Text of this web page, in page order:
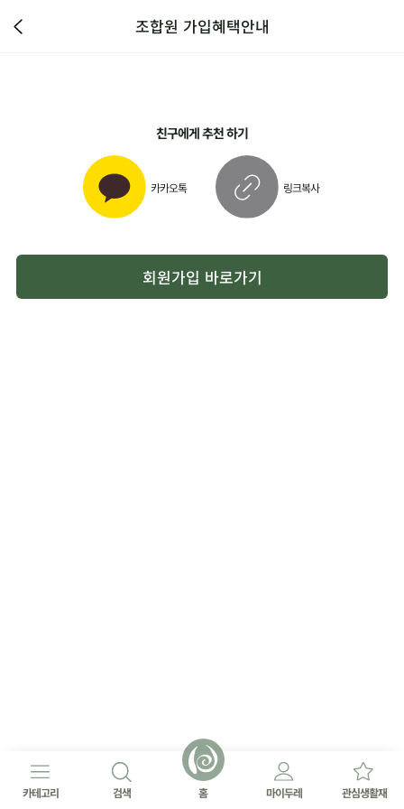
조합원 가입혜택안내
친구에게 추천 하기
카카오톡 링크복사
회원가입 바로가기
카테고리 검색 홈 마이두레 관심생활재